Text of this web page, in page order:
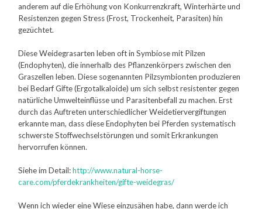
anderem auf die Erhöhung von Konkurrenzkraft, Winterhärte und
Resistenzen gegen Stress (Frost, Trockenheit, Parasiten) hin
gezüchtet.
Diese Weidegrasarten leben oft in Symbiose mit Pilzen
(Endophyten), die innerhalb des Pflanzenkörpers zwischen den
Graszellen leben. Diese sogenannten Pilzsymbionten produzieren
bei Bedarf Gifte (Ergotalkaloide) um sich selbst resistenter gegen
natürliche Umwelteinflüsse und Parasitenbefall zu machen. Erst
durch das Auftreten unterschiedlicher Weidetiervergiftungen
erkannte man, dass diese Endophyten bei Pferden systematisch
schwerste Stoffwechselstörungen und somit Erkrankungen
hervorrufen können.
Siehe im Detail:http://www.natural-horse-
care.com/pferdekrankheiten/gifte-weidegras/
Wenn ich wieder eine Wiese einzusähen habe, dann werde ich